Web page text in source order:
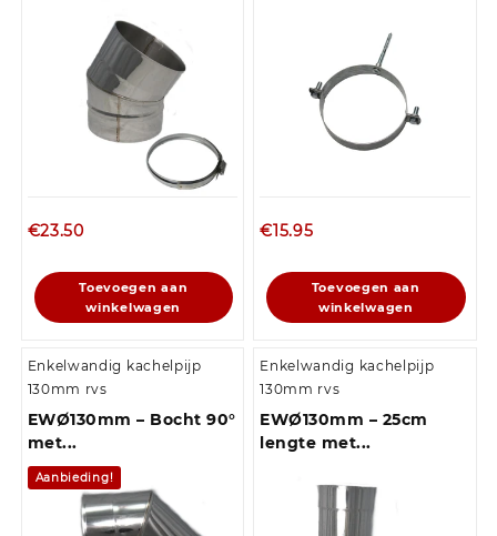
€23.50
Toevoegen aan
winkelwagen
€15.95
Toevoegen aan
winkelwagen
Enkelwandig kachelpijp
130mm rvs
EWØ130mm – Bocht 90°
met...
Aanbieding!
Enkelwandig kachelpijp
130mm rvs
EWØ130mm – 25cm
lengte met...